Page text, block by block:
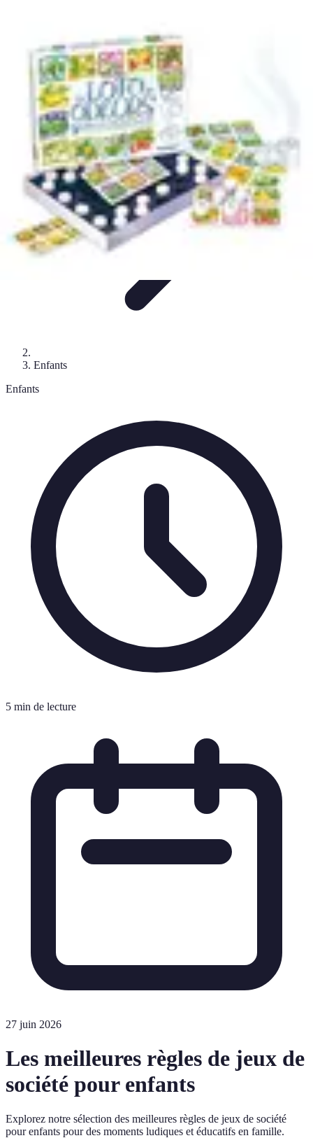
Règles et Jeux
Enfants
Enfants
5 min de lecture
27 juin 2026
Les meilleures règles de jeux de
société pour enfants
Explorez notre sélection des meilleures règles de jeux de société
pour enfants pour des moments ludiques et éducatifs en famille.